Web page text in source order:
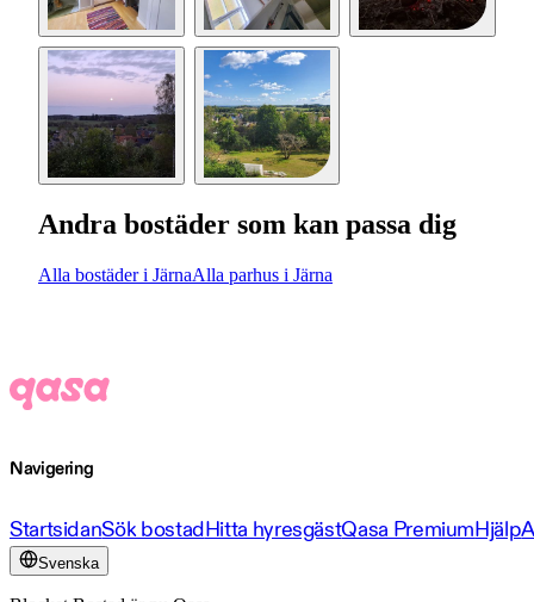
Andra bostäder som kan passa dig
Alla bostäder i JärnaAlla parhus i Järna
Navigering
StartsidanSök bostadHitta hyresgästQasa PremiumHjälp
Svenska